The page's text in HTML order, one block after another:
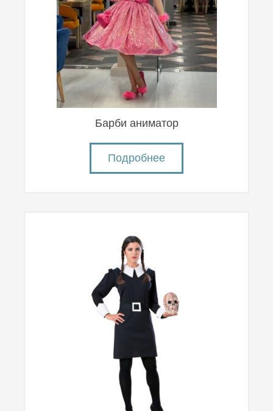
Барби аниматор
Подробнее